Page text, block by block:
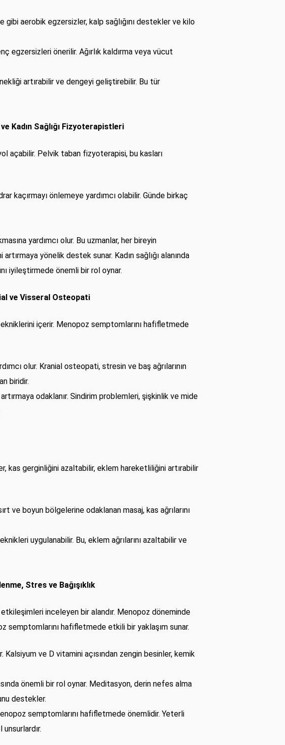
aerobik egzersizler, kalp sağlığını destekler ve kilo
egzersizleri önerilir. Ağırlık kaldırma veya vücut
artırabilir ve dengeyi geliştirebilir. Bu tür
Kadın Sağlığı Fizyoterapistleri
açabilir. Pelvik taban fizyoterapisi, bu kasları
kaçırmayı önlemeye yardımcı olabilir. Günde birkaç
yardımcı olur. Bu uzmanlar, her bireyin
yönelik destek sunar. Kadın sağlığı alanında
iyileştirmede önemli bir rol oynar.
ve Visseral Osteopati
içerir. Menopoz semptomlarını hafifletmede
olur. Kranial osteopati, stresin ve baş ağrılarının
biridir.
odaklanır. Sindirim problemleri, şişkinlik ve mide
kas gerginliğini azaltabilir, eklem hareketliliğini artırabilir
ve boyun bölgelerine odaklanan masaj, kas ağrılarını
uygulanabilir. Bu, eklem ağrılarını azaltabilir ve
Stres ve Bağışıklık
inceleyen bir alandır. Menopoz döneminde
hafifletmede etkili bir yaklaşım sunar.
ve D vitamini açısından zengin besinler, kemik
önemli bir rol oynar. Meditasyon, derin nefes alma
destekler.
semptomlarını hafifletmede önemlidir. Yeterli